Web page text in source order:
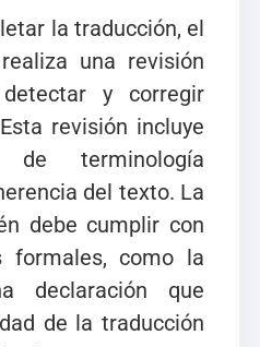
la traducción, el
una revisión
y corregir
revisión incluye
terminología
del texto. La
debe cumplir con
formales, como la
declaración que
de la traducción